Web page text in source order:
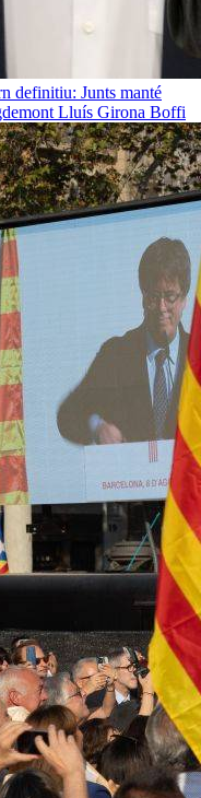
definitiu: Junts manté
Lluís Girona Boffi